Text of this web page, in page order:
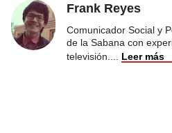
Frank Reyes
Comunicador Social y
de la Sabana con
televisión.
Leer más